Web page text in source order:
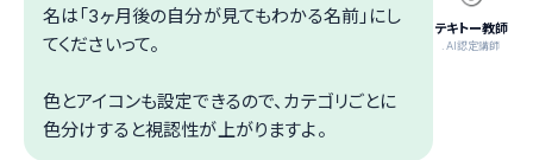
テキトー教師
.AI認定講師
名は「3ヶ月後の自分が見てもわかる名前」にし
てくださいって。
色とアイコンも設定できるので、カテゴリごとに
色分けすると視認性が上がりますよ。